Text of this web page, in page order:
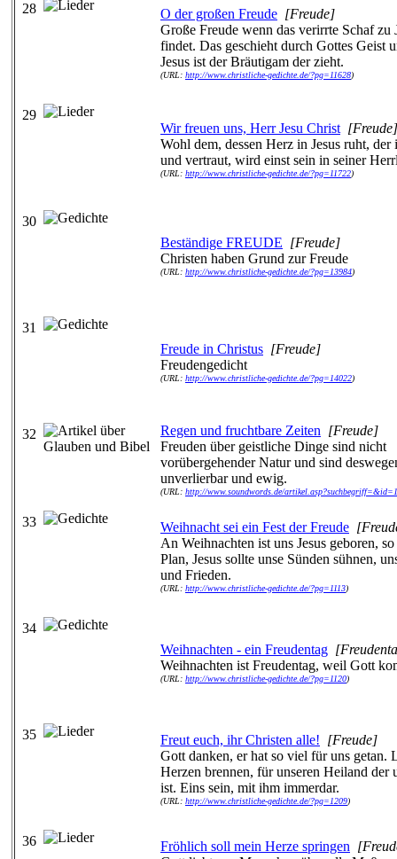
28 O der großen Freude [Freude]
Große Freude wenn das verirrte Schaf zu
findet. Das geschieht durch Gottes Geist
Jesus ist der Bräutigam der zieht.
(URL: http://www.christliche-gedichte.de/?pg=11628)
29
Wir freuen uns, Herr Jesu Christ [Freude]
Wohl dem, dessen Herz in Jesus ruht, der
und vertraut, wird einst sein in seiner
(URL: http://www.christliche-gedichte.de/?pg=11722)
30
Beständige FREUDE [Freude]
Christen haben Grund zur Freude
(URL: http://www.christliche-gedichte.de/?pg=13984)
31
Freude in Christus [Freude]
Freudengedicht
(URL: http://www.christliche-gedichte.de/?pg=14022)
32 Regen und fruchtbare Zeiten [Freude]
Freuden über geistliche Dinge sind nicht
vorübergehender Natur und sind
unverlierbar und ewig.
(URL: http://www.soundwords.de/
33 Weihnacht sei ein Fest der Freude
An Weihnachten ist uns Jesus geboren,
Plan, Jesus sollte unse Sünden sühnen,
und Frieden.
(URL: http://www.christliche-gedichte.de/?pg=1113)
34
Weihnachten - ein Freudentag
Weihnachten ist Freudentag, weil Gott
(URL: http://www.christliche-gedichte.de/?pg=1120)
35 Freut euch, ihr Christen alle! [Freude]
Gott danken, er hat so viel für uns getan.
Herzen brennen, für unseren Heiland der
ist. Eins sein, mit ihm immerdar.
(URL: http://www.christliche-gedichte.de/?pg=1209)
36 Fröhlich soll mein Herze springen